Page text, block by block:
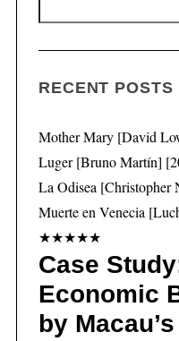
RECENT POSTS
Mother Mary [David
Luger [Bruno Martín]
La Odisea
Muerte en Venecia
★★★★★
Case
Economic
by
S
r
f
o
r